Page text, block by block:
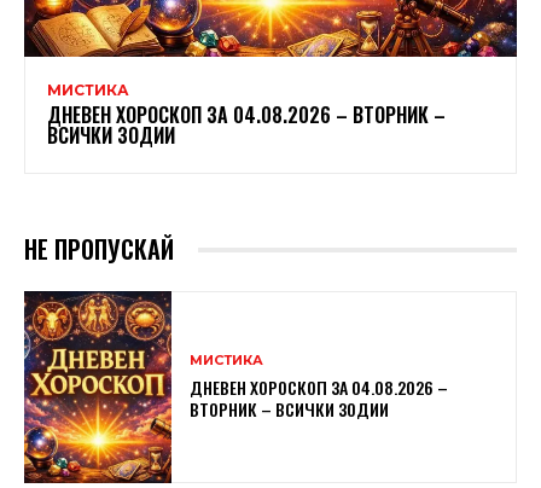
МИСТИКА
ДНЕВЕН ХОРОСКОП ЗА 04.08.2026 – ВТОРНИК –
ВСИЧКИ ЗОДИИ
НЕ ПРОПУСКАЙ
МИСТИКА
ДНЕВЕН ХОРОСКОП ЗА 04.08.2026 –
ВТОРНИК – ВСИЧКИ ЗОДИИ